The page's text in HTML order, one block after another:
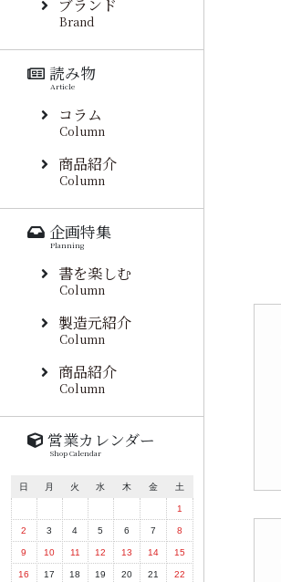
ブランド
Brand
読み物
Article
コラム
Column
商品紹介
Column
企画特集
Planning
書を楽しむ
Column
製造元紹介
Column
商品紹介
Column
営業カレンダー
Shop Calendar
日 月 火 水 木 金 土
1
2 3 4 5 6 7 8
9 10 11 12 13 14 15
16 17 18 19 20 21 22